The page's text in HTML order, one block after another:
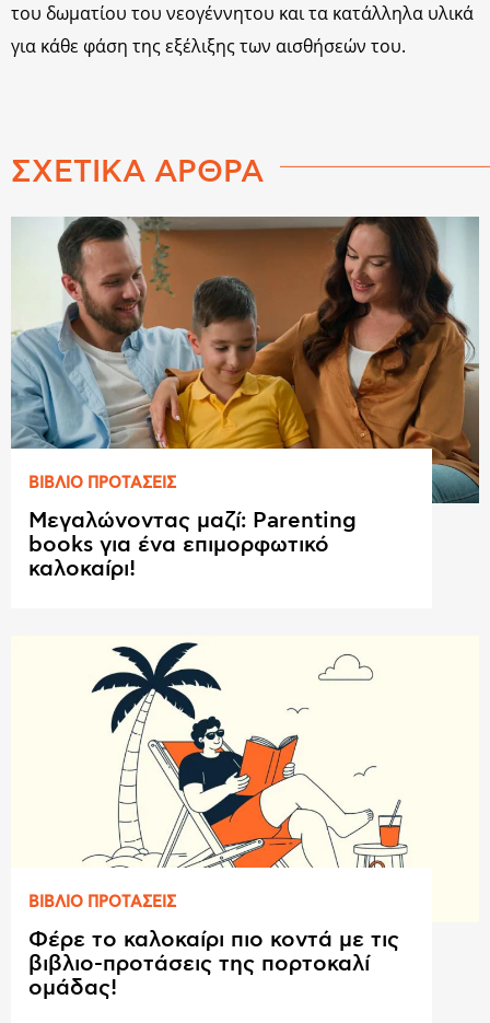
του δωματίου του νεογέννητου και τα κατάλληλα υλικά
για κάθε φάση της εξέλιξης των αισθήσεών του.
ΣΧΕΤΙΚΑ ΑΡΘΡΑ
ΒΙΒΛΙΟ ΠΡΟΤAΣΕΙΣ
Μεγαλώνοντας μαζί: Parenting
books για ένα επιμορφωτικό
καλοκαίρι!
ΒΙΒΛΙΟ ΠΡΟΤAΣΕΙΣ
Φέρε το καλοκαίρι πιο κοντά με τις
βιβλιο-προτάσεις της πορτοκαλί
ομάδας!